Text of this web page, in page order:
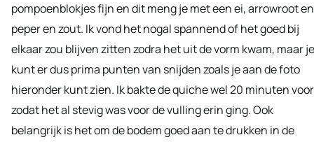
pompoenblokjes fijn en dit meng je met een ei, arrowroot en
peper en zout. Ik vond het nogal spannend of het goed bij
elkaar zou blijven zitten zodra het uit de vorm kwam, maar je
kunt er dus prima punten van snijden zoals je aan de foto
hieronder kunt zien. Ik bakte de quiche wel 20 minuten voor
zodat het al stevig was voor de vulling erin ging. Ook
belangrijk is het om de bodem goed aan te drukken in de